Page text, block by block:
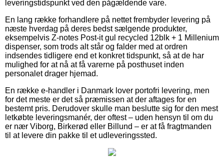
leveringstidspunkt ved den pågældende vare.
En lang række forhandlere på nettet frembyder levering på
næste hverdag på deres bedst sælgende produkter,
eksempelvis Z-notes Post-it gul recycled 12blk + 1 Millenium
dispenser, som trods alt står og falder med at ordren
indsendes tidligere end et konkret tidspunkt, så at de har
mulighed for at nå at få varerne på posthuset inden
personalet drager hjemad.
En række e-handler i Danmark lover portofri levering, men
for det meste er det så præmissen at der aftages for en
bestemt pris. Derudover skulle man beslutte sig for den mest
letkøbte leveringsmanér, der oftest – uden hensyn til om du
er nær Viborg, Birkerød eller Billund – er at få fragtmanden
til at levere din pakke til et udleveringssted.